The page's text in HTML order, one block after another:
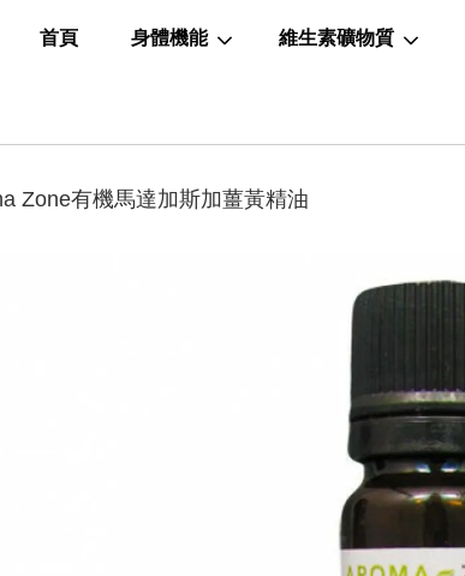
首頁 身體機能 維生素礦物質
Zone有機馬達加斯加薑黃精油